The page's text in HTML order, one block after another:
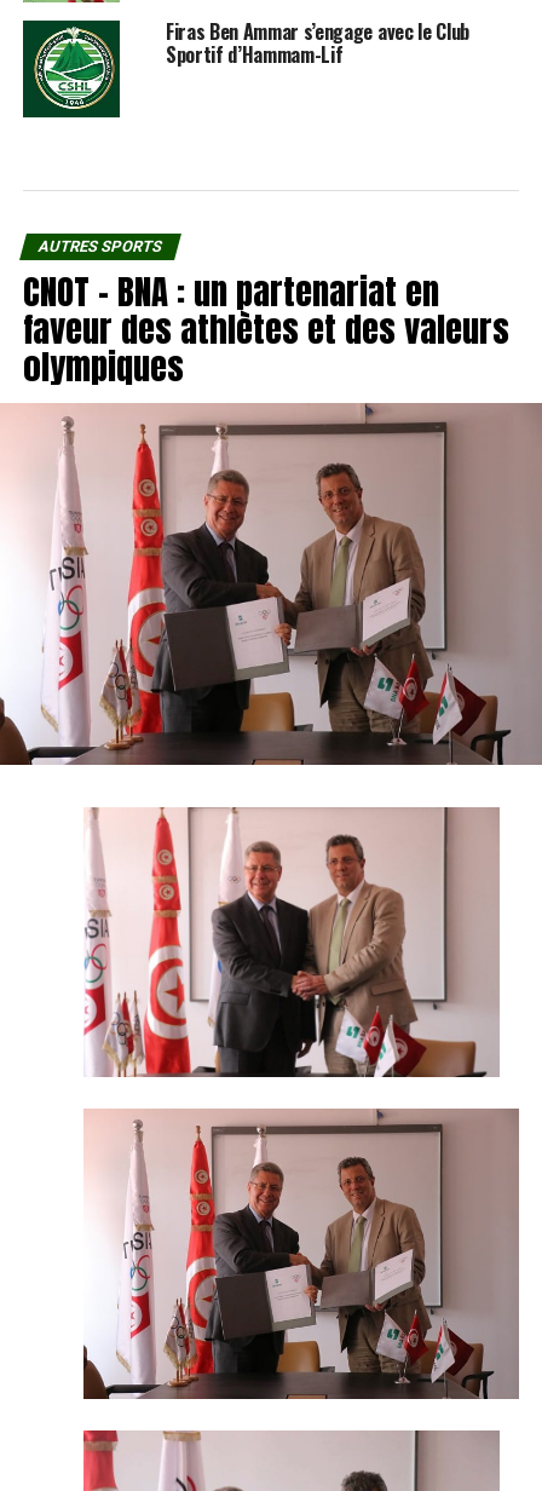
Firas Ben Ammar s’engage avec le Club
Sportif d’Hammam-Lif
AUTRES SPORTS
CNOT – BNA : un partenariat en
faveur des athlètes et des valeurs
olympiques